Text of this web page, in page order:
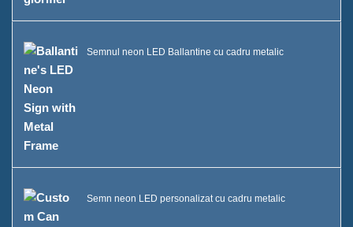
Semnul neon LED Ballantine cu cadru metalic
Semn neon LED personalizat cu cadru metalic